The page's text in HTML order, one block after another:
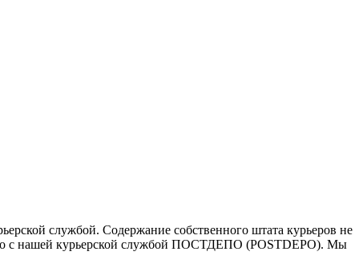
службой. Содержание собственного штата курьеров не
с нашей курьерской службой ПОСТДЕПО (POSTDEPO). Мы